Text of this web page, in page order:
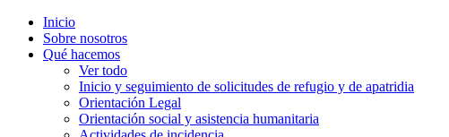
Inicio
Sobre nosotros
Qué hacemos
Ver todo
Inicio y seguimiento de solicitudes de refugio y de apatridia
Orientación Legal
Orientación social y asistencia humanitaria